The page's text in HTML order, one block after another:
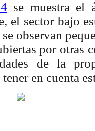
se muestra el
el sector bajo
observan
por otras
de la
en cuenta